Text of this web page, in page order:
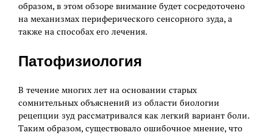
образом, в этом обзоре внимание будет сосредоточено
на механизмах периферического сенсорного зуда, а
также на способах его лечения.
Патофизиология
В течение многих лет на основании старых
сомнительных объяснений из области биологии
рецепции зуд рассматривался как легкий вариант боли.
Таким образом, существовало ошибочное мнение, что